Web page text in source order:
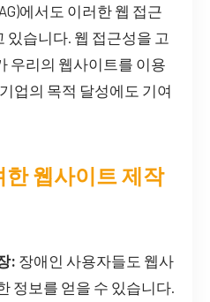
에서도 이러한 웹 접근
있습니다. 웹 접근성을 고
우리의 웹사이트를 이용
업의 목적 달성에도 기여
웹사이트 제작
: 장애인 사용자들도 웹사
정보를 얻을 수 있습니다.